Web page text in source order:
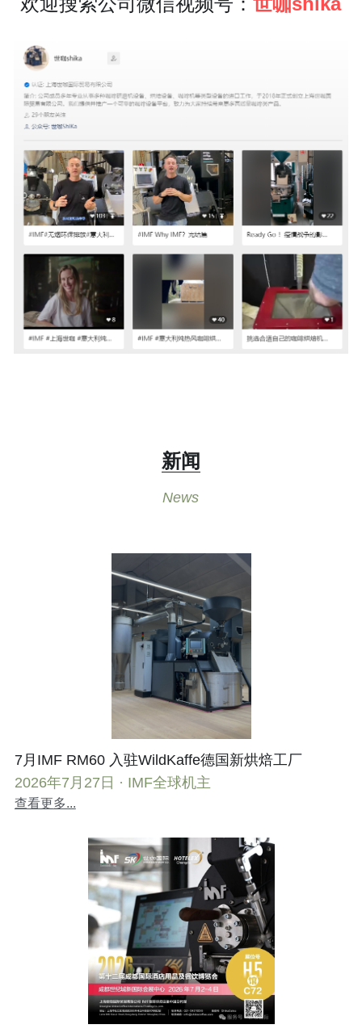
新闻
News
7月IMF RM60 入驻WildKaffe德国新烘焙工厂
2026年7月27日 · IMF全球机主
查看更多...